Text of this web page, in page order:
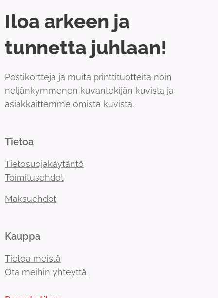
Iloa arkeen ja
tunnetta juhlaan!
Postikortteja ja muita printtituotteita noin
neljänkymmenen kuvantekijän kuvista ja
asiakkaittemme omista kuvista.
Tietoa
Tietosuojakäytäntö
Toimitusehdot
Maksuehdot
Kauppa
Tietoa meistä
Ota meihin yhteyttä